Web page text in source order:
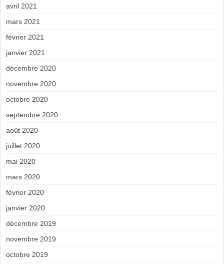
avril 2021
mars 2021
février 2021
janvier 2021
décembre 2020
novembre 2020
octobre 2020
septembre 2020
août 2020
juillet 2020
mai 2020
mars 2020
février 2020
janvier 2020
décembre 2019
novembre 2019
octobre 2019